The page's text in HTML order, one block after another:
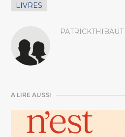
LIVRES
PATRICKTHIBAUT
A LIRE AUSSI